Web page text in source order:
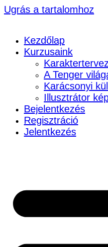
Ugrás a tartalomhoz
Kezdőlap
Kurzusaink
A Tenger
Karácsonyi
Illusztrátor
Bejelentkezés
Regisztráció
Jelentkezés